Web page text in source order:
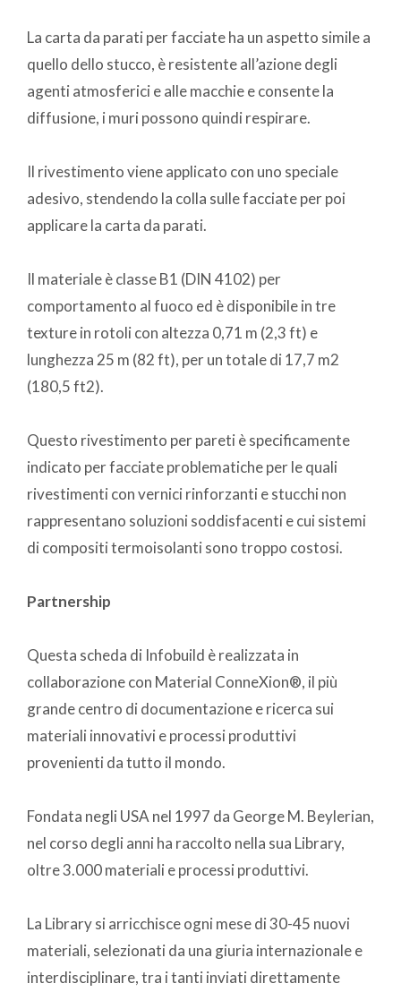
La carta da parati per facciate ha un aspetto simile a
quello dello stucco, è resistente all’azione degli
agenti atmosferici e alle macchie e consente la
diffusione, i muri possono quindi respirare.
Il rivestimento viene applicato con uno speciale
adesivo, stendendo la colla sulle facciate per poi
applicare la carta da parati.
Il materiale è classe B1 (DIN 4102) per
comportamento al fuoco ed è disponibile in tre
texture in rotoli con altezza 0,71 m (2,3 ft) e
lunghezza 25 m (82 ft), per un totale di 17,7 m2
(180,5 ft2).
Questo rivestimento per pareti è specificamente
indicato per facciate problematiche per le quali
rivestimenti con vernici rinforzanti e stucchi non
rappresentano soluzioni soddisfacenti e cui sistemi
di compositi termoisolanti sono troppo costosi.
Partnership
Questa scheda di Infobuild è realizzata in
collaborazione con Material ConneXion®, il più
grande centro di documentazione e ricerca sui
materiali innovativi e processi produttivi
provenienti da tutto il mondo.
Fondata negli USA nel 1997 da George M. Beylerian,
nel corso degli anni ha raccolto nella sua Library,
oltre 3.000 materiali e processi produttivi.
La Library si arricchisce ogni mese di 30-45 nuovi
materiali, selezionati da una giuria internazionale e
interdisciplinare, tra i tanti inviati direttamente